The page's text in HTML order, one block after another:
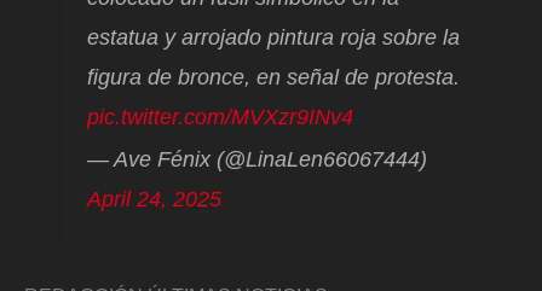
estatua y arrojado pintura roja sobre la
figura de bronce, en señal de protesta.
pic.twitter.com/MVXzr9INv4
— Ave Fénix (@LinaLen66067444)
April 24, 2025